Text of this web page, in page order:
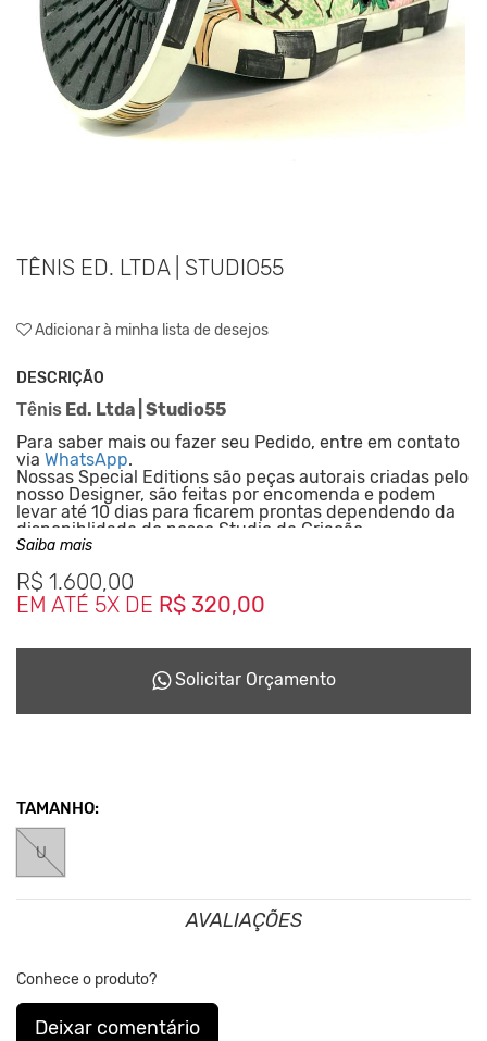
TÊNIS ED. LTDA | STUDIO55
Adicionar à minha lista de desejos
DESCRIÇÃO
Tênis Ed. Ltda | Studio55
Para saber mais ou fazer seu Pedido, entre em contato
via WhatsApp.
Nossas Special Editions são peças autorais criadas pelo
nosso Designer, são feitas por encomenda e podem
levar até 10 dias para ficarem prontas dependendo da
disponiblidade do nosso Studio de Criação.
Este Conceito da Marca nasceu desde o inicio em 2001,
seriam jogadas no meio ambiente.
Saiba mais
R$ 1.600,00
EM ATÉ 5X DE R$ 320,00
Solicitar Orçamento
TAMANHO:
U
AVALIAÇÕES
Conhece o produto?
Deixar comentário